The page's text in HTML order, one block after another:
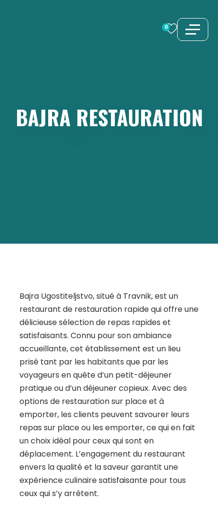
0
BAJRA RESTAURATION
Bajra Ugostiteljstvo, situé à Travnik, est un
restaurant de restauration rapide qui offre une
délicieuse sélection de repas rapides et
satisfaisants. Connu pour son ambiance
accueillante, cet établissement est un lieu
prisé tant par les habitants que par les
voyageurs en quête d’un petit-déjeuner
pratique ou d’un déjeuner copieux. Avec des
options de restauration sur place et à
emporter, les clients peuvent savourer leurs
repas sur place ou les emporter, ce qui en fait
un choix idéal pour ceux qui sont en
déplacement. L’engagement du restaurant
envers la qualité et la saveur garantit une
expérience culinaire satisfaisante pour tous
ceux qui s’y arrêtent.